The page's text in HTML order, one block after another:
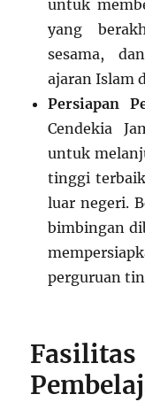
untuk
yang
sesama,
ajaran Islam
Persiapan
Cendekia
untuk
tinggi
luar negeri.
bimbingan
perguruan